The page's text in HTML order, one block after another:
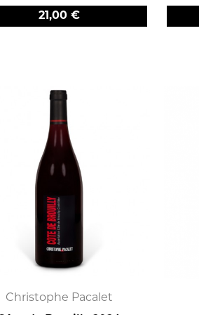
Prix
21,00 €
Christophe Pacalet